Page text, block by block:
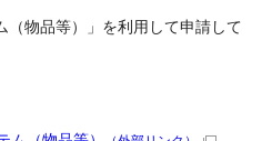
（物品等）」を利用して申請して